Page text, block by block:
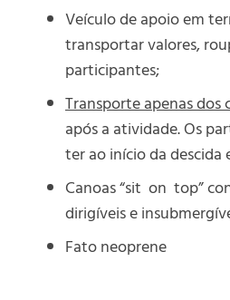
Veículo de apoio em
transportar valores,
participantes;
Transporte apenas dos
após a atividade. Os
ter ao início da descida
Canoas “sit on top”
dirigíveis e
Fato neoprene